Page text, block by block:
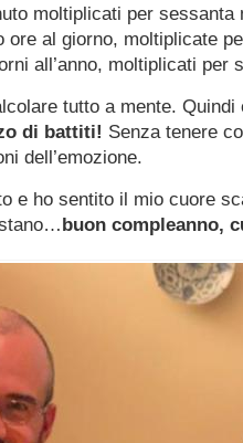
moltiplicati per sessanta
ore al giorno, moltiplicate
all’anno, moltiplicati per
tutto a mente. Quindi
di battiti! Senza tenere
dell’emozione.
e ho sentito il mio cuore
buon compleanno,